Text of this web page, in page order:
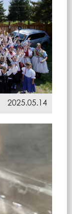
2025.05.14